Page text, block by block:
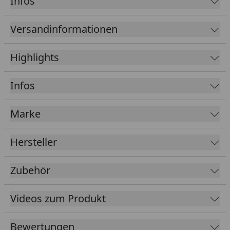
Steck-Schraub-Eckverbindung
Profilzylinderschloss mit 3 Schlüsseln
Durchgangsmaß Tür B x H 123,4 x 193 cm
Dach 19 mm Profilschalung mit Nut und Feder
Aufgrund geringer Dachneigung Eindeckung mit
Dachschindeln nicht möglich (KSK-M Dachbahnen
sind optional als Zubehör erhältlich)
Tipp: Unter folgendem
Kaufberater, der Ihnen erklärt, welches Zubehör
für Ihren Gartenhauskauf erforderlich ist und
welches Zubehör Sie optional wählen können.
Versandinformationen
Highlights
Infos
Marke
Hersteller
Zubehör
Videos zum Produkt
Bewertungen